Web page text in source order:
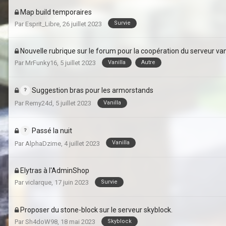
Map build temporaires
Par Esprit_Libre 26 juillet 2023 Survie
Nouvelle rubrique sur le forum pour la coopération du serveur
Par MrFunky16, 5 juillet 2023 Vanilla Autre
Suggestion bras pour les armorstands
Par Remy24d , 5 juillet 2023 Vanilla
Passé la nuit
Par AlphaDzime 4 juillet 2023 Vanilla
Elytras à l'AdminShop
Par viclarque, 17 juin 2023 Survie
Proposer du stone-block sur le serveur skyblock.
Par Sh4doW98, 18 mai 2023 Skyblock